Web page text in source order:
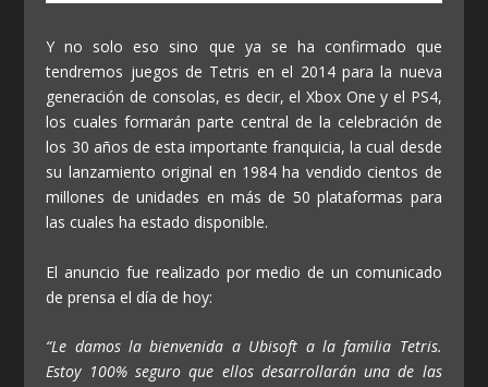
Y no solo eso sino que ya se ha confirmado que
tendremos juegos de Tetris en el 2014 para la nueva
generación de consolas, es decir, el Xbox One y el PS4,
los cuales formarán parte central de la celebración de
los 30 años de esta importante franquicia, la cual desde
su lanzamiento original en 1984 ha vendido cientos de
millones de unidades en más de 50 plataformas para
las cuales ha estado disponible.
El anuncio fue realizado por medio de un comunicado
de prensa el día de hoy:
“Le damos la bienvenida a Ubisoft a la familia Tetris.
Estoy 100% seguro que ellos desarrollarán una de las